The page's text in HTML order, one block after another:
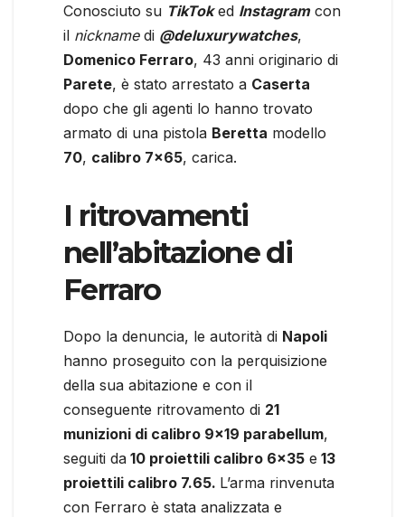
Conosciuto su TikToked Instagramcon
il nicknamedi @deluxurywatches,
Domenico Ferraro, 43 anni originario di
Parete, è stato arrestato a Caserta
dopo che gli agenti lo hanno trovato
armato di una pistola Beretta modello
70, calibro 7×65, carica.
I ritrovamenti
nell’abitazione di
Ferraro
Dopo la denuncia, le autorità di Napoli
hanno proseguito con la perquisizione
della sua abitazione e con il
conseguente ritrovamento di 21
munizioni di calibro 9×19 parabellum,
seguiti da 10 proiettili calibro 6×35 e 13
proiettili calibro 7.65. L’arma rinvenuta
con Ferraro è stata analizzata e